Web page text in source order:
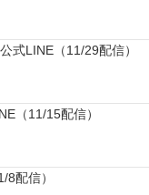
式LINE（11/29配信）
（11/15配信）
配信）